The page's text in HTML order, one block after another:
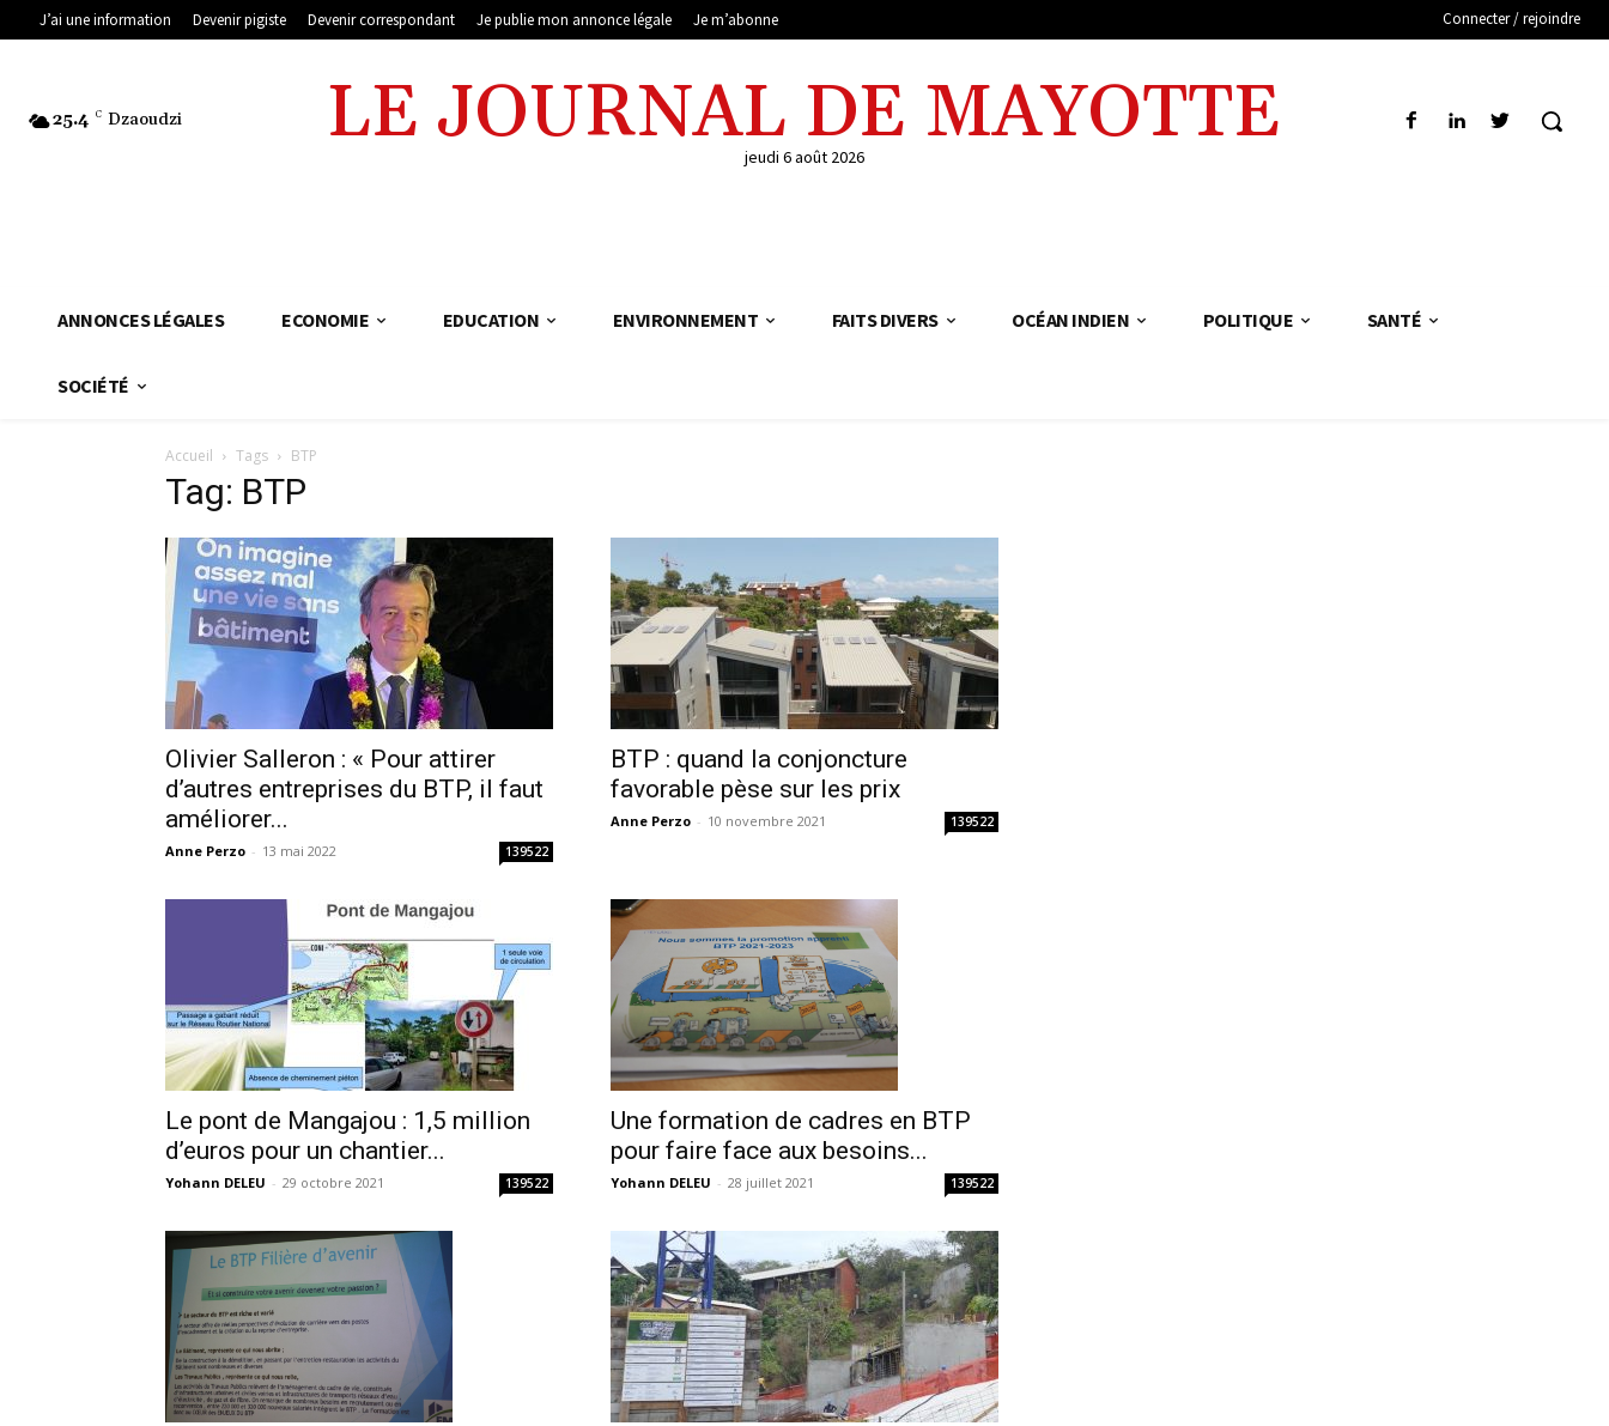
J’ai une information Devenir pigiste Devenir correspondant Je publie mon annonce légale Je m’abonne Connecter / rejoindre
25.4 C Dzaoudzi LE JOURNAL DE MAYOTTE
jeudi 6 août 2026
ANNONCES LÉGALES ECONOMIE EDUCATION ENVIRONNEMENT FAITS DIVERS OCÉAN INDIEN POLITIQUE SANTÉ
SOCIÉTÉ
Accueil Tags BTP
Tag: BTP
Olivier Salleron : « Pour attirer
d’autres entreprises du BTP, il faut
améliorer...
Anne Perzo - 13 mai 2022 139522
BTP : quand la conjoncture
favorable pèse sur les prix
Anne Perzo - 10 novembre 2021 139522
Le pont de Mangajou : 1,5 million
d’euros pour un chantier...
Yohann DELEU - 29 octobre 2021 139522
Une formation de cadres en BTP
pour faire face aux besoins...
Yohann DELEU - 28 juillet 2021 139522